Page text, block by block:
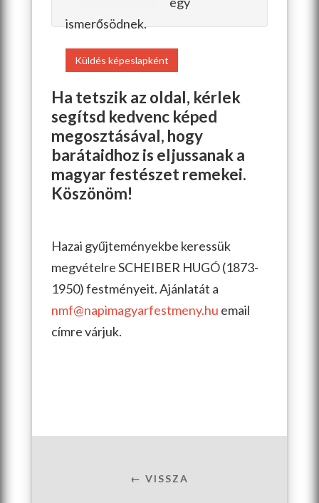
ismerősödnek.
Küldés képeslapként
Ha tetszik az oldal, kérlek
segítsd kedvenc képed
megosztásával, hogy
barátaidhoz is eljussanak a
magyar festészet remekei.
Köszönöm!
Hazai gyűjteményekbe keressük
megvételre SCHEIBER HUGÓ (1873-
1950) festményeit. Ajánlatát a
nmf@napimagyarfestmeny.hu email
címre várjuk.
← VISSZA